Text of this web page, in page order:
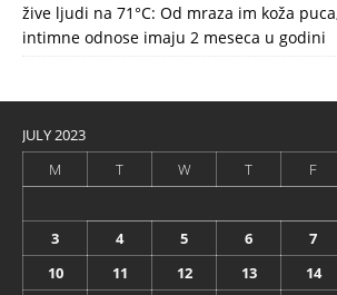
žive ljudi na 71°C: Od mraza im koža
intimne odnose imaju 2 meseca u godini
JULY 2023
M
T W T F
3
4 5 6 7
10
11 12 13 14